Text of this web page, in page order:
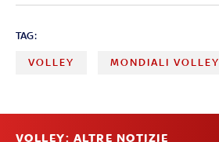
TAG:
VOLLEY MONDIALI VOLLEY
VOLLEY: ALTRE NOTIZIE